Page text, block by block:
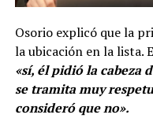
Osorio explicó que la
la ubicación en la lista.
«sí, él pidió la cabeza
se tramita muy
consideró que no».